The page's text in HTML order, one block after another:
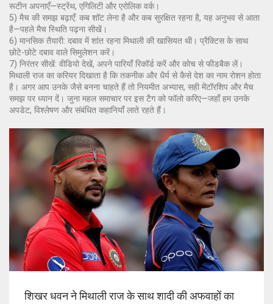
रूटीन अपनाएँ—स्ट्रेंथ, एगिलिटी और एरोलिक वर्क।
5) मैच की समझ बढ़ाएँ: कब शॉट लेना है और कब सुरक्षित रहना है, यह अनुभव से आता
है—पहले मैच स्थिति पढ़ना सीखें।
6) मानसिक तैयारी: दबाव में शांत रहना मिथाली की खासियत थी। प्रैक्टिस के साथ
छोटे-छोटे दबाव वाले सिमुलेशन करें।
7) निरंतर सीखें: वीडियो देखें, अपने पारियाँ रिकॉर्ड करें और कोच से फीडबैक लें।
मिथाली राज का करियर दिखाता है कि तकनीक और धैर्य से कैसे देश का नाम रोशन होता
है। अगर आप उनके जैसे बनना चाहते हैं तो नियमीत अभ्यास, सही मेंटॉरशिप और मैच
समझ पर ध्यान दें। जुना महल समाचार पर इस टैग को फॉलो करिए—जहाँ हम उनके
अपडेट, विश्लेषण और संबंधित कहानियाँ लाते रहते हैं।
शिखर धवन ने मिथाली राज के साथ शादी की अफवाहों का